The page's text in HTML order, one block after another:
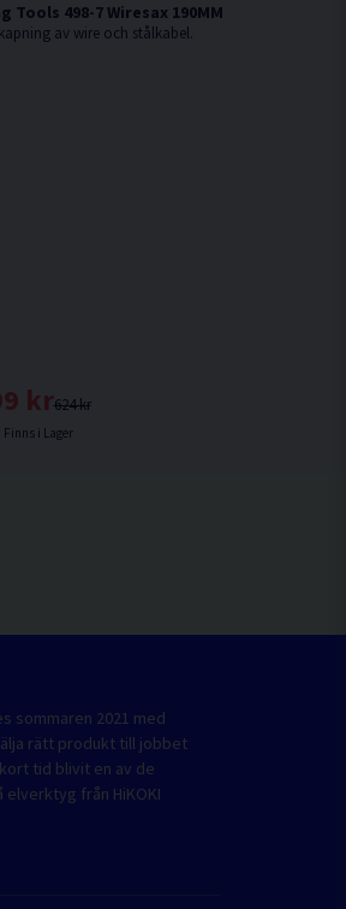
Tools 498-7 Wiresax 190MM
av wire och stålkabel.
624 kr
kr
Finns i Lager
sommaren 2021 med
rätt produkt till jobbet
tid blivit en av de
från HiKOKI